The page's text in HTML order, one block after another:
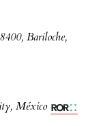
Bariloche,
México